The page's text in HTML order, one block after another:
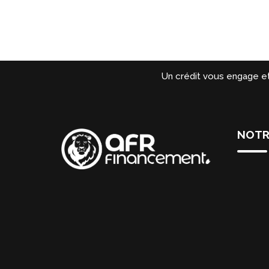
Un crédit vous engage